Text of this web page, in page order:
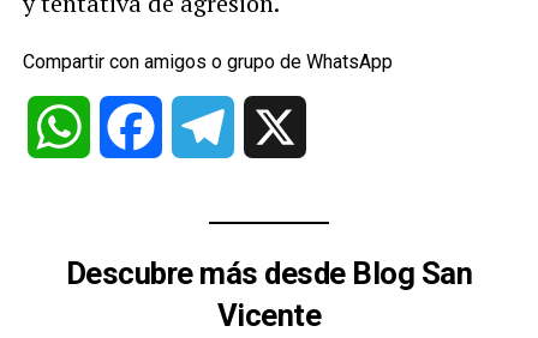
Compartir con amigos o grupo de WhatsApp
WhatsApp Facebook Telegram
Descubre más desde Blog San
Vicente